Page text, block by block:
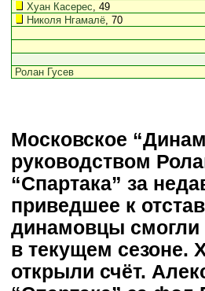
Хуан Касерес, 49
Николя Нгамалё, 70
Ролан Гусев
Московское
руководством
“Спартака” за
приведшее к
динамовцы смогли
в текущем сезоне.
открыли счёт.